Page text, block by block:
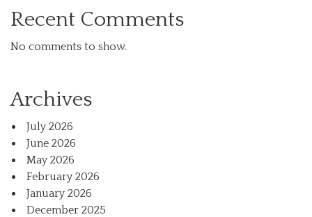
Recent Comments
No comments to show.
Archives
July 2026
June 2026
May 2026
February 2026
January 2026
December 2025